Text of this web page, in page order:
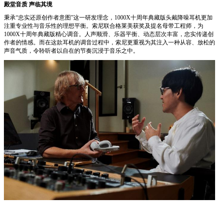
殿堂音质 声临其境
秉承“忠实还原创作者意图”这一研发理念，1000X十周年典藏版头戴降噪耳机更加
注重专业性与音乐性的理想平衡。索尼联合格莱美获奖及提名母带工程师，为
1000X十周年典藏版精心调音。人声顺滑、乐器平衡、动态层次丰富，忠实传递创
作者的情感。而在这款耳机的调音过程中，索尼更重视为其注入一种从容、放松的
声音气质，令聆听者以自在的节奏沉浸于音乐之中。